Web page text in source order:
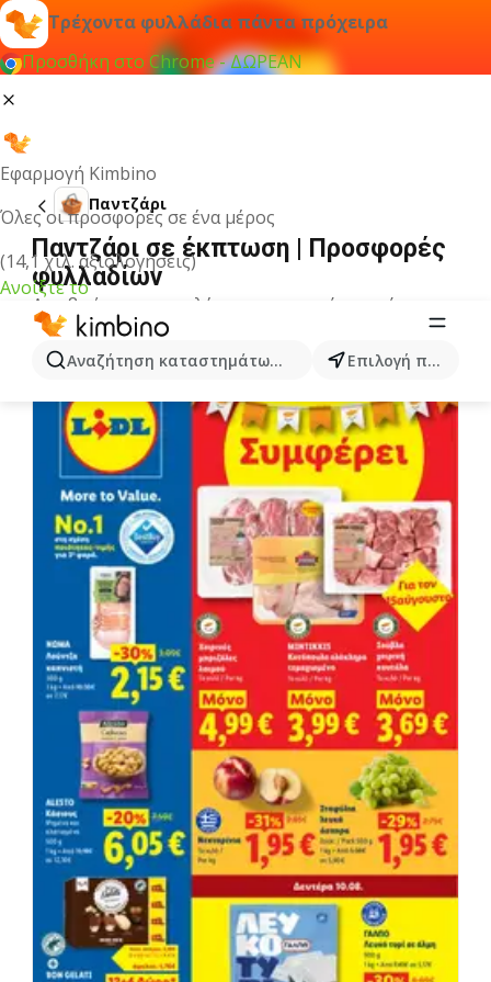
Τρέχοντα φυλλάδια πάντα πρόχειρα
Προσθήκη στο Chrome - ΔΩΡΕΑΝ
Εφαρμογή Kimbino
Όλες οι προσφορές σε ένα μέρος
(14,1 χιλ. αξιολογήσεις)
Ανοίξτε το
Αναζήτηση καταστημάτων, κατηγοριών, προϊόντων...
Επιλογή πόλης
Παντζάρι
Παντζάρι σε έκπτωση | Προσφορές
φυλλαδίων
Δεν βρήκαμε αποτελέσματα για αυτόν τον όρο.
Άλλα φυλλάδια από την κατηγορία